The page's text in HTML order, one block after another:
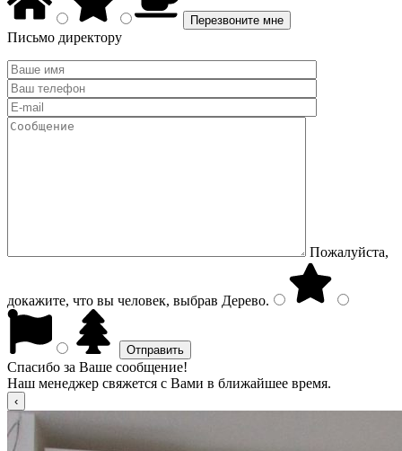
Письмо директору
Пожалуйста,
докажите, что вы человек, выбрав Дерево.
Спасибо за Ваше сообщение!
Наш менеджер свяжется с Вами в ближайшее время.